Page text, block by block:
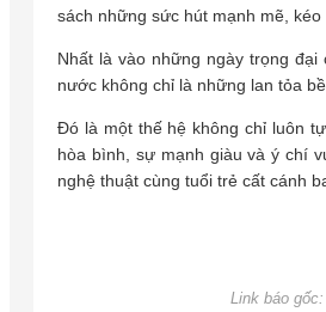
sách những sức hút mạnh mẽ,
Nhất là vào những ngày trọng
nước không chỉ là những lan tỏa
Đó là một thế hệ không chỉ luôn
hòa bình, sự mạnh giàu và ý chí
nghệ thuật cùng tuổi trẻ cất cánh
Link báo